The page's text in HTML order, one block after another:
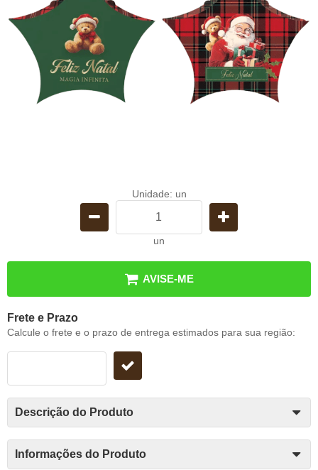
Unidade: un
un
AVISE-ME
Frete e Prazo
Calcule o frete e o prazo de entrega estimados para sua região:
Descrição do Produto
Informações do Produto